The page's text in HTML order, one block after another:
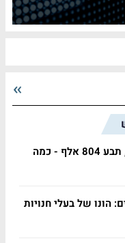
פוטר אחרי 29 שנה בלי שימוע, תבע 804 אלף - כמה
של בעלי חנויות